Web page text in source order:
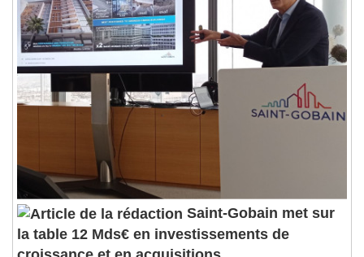
Saint-Gobain met sur
la table 12 Mds€ en investissements de